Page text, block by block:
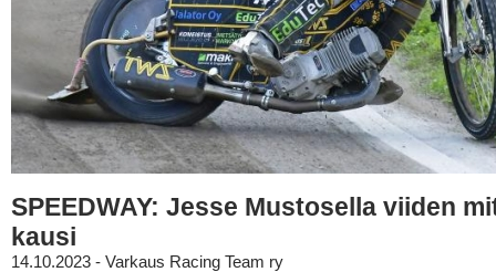
SPEEDWAY: Jesse Mustosella viiden
kausi
14.10.2023 - Varkaus Racing Team ry